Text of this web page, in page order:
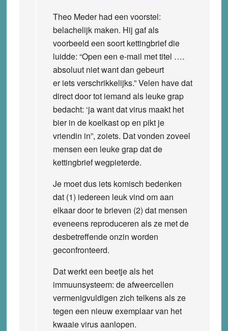
Theo Meder had een voorstel:
belachelijk maken. Hij gaf als
voorbeeld een soort kettingbrief die
luidde: “Open een e-mail met titel ….
absoluut niet want dan gebeurt
er iets verschrikkelijks.” Velen have dat
direct door tot iemand als leuke grap
bedacht: ‘ja want dat virus maakt het
bier in de koelkast op en pikt je
vriendin in”, zoiets. Dat vonden zoveel
mensen een leuke grap dat de
kettingbrief wegpieterde.
Je moet dus iets komisch bedenken
dat (1) iedereen leuk vind om aan
elkaar door te brieven (2) dat mensen
eveneens reproduceren als ze met de
desbetreffende onzin worden
geconfronteerd.
Dat werkt een beetje als het
immuunsysteem: de afweercellen
vermenigvuldigen zich telkens als ze
tegen een nieuw exemplaar van het
kwaaie virus aanlopen.